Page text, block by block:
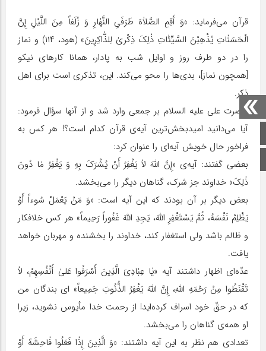
صفحه اصلی
اینستاگرام
قرآن می‌فرماید: »وَ أَقِمِ الصَّلاٰهَ طَرَفَیِ النَّهٰارِ وَ زُلَفاً مِنَ اللَّیْلِ إِنَّ
الْحَسَنٰاتِ یُذْهِبْنَ السَّیِّئٰاتِ ذٰلِکَ ذِکْرىٰ لِلذّٰاکِرِینَ» (هود، ۱۱۴) و نماز
را در دو طرف روز و اوایل شب به پادار، همانا کارهاى نیکو
[همچون نماز]، بدى‌ها را محو مى‌کند. این، تذکرى است براى اهل
ذکر.
حضرت على علیه السلام بر جمعى وارد شد و از آنها سؤال فرمود:
آیا مى‌دانید امیدبخش‌ترین آیه‌ى قرآن کدام است‌؟! هر کس به
فراخور حال خویش آیه‌اى را عنوان کرد:
بعضى گفتند: آیه‌ى «إِنَّ اللّٰهَ لاٰ یَغْفِرُ أَنْ یُشْرَکَ بِهِ وَ یَغْفِرُ مٰا دُونَ
ذٰلِکَ» خداوند جز شرک، گناهان دیگر را مى‌بخشد.
بعض دیگر بر آن بودند که این آیه است: «وَ مَنْ یَعْمَلْ سُوءاً أَوْ
یَظْلِمْ نَفْسَهُ، ثُمَّ یَسْتَغْفِرِ اللّٰهَ، یَجِدِ اللّٰهَ غَفُوراً رَحِیماً» هر کس خلافکار
و ظالم باشد ولى استغفار کند، خداوند را بخشنده و مهربان خواهد
یافت.
عدّه‌اى اظهار داشتند آیه «یٰا عِبٰادِیَ الَّذِینَ أَسْرَفُوا عَلىٰ أَنْفُسِهِمْ، لاٰ
تَقْنَطُوا مِنْ رَحْمَهِ اللّٰهِ، إِنَّ اللّٰهَ یَغْفِرُ الذُّنُوبَ جَمِیعاً» اى بندگان من
که در حقّ خود اسراف کرده‌اید! از رحمت خدا مأیوس نشوید، زیرا
او همه‌ى گناهان را مى‌بخشد.
تعدادى هم نظر به این آیه داشتند: «وَ الَّذِینَ إِذٰا فَعَلُوا فٰاحِشَهً أَوْ